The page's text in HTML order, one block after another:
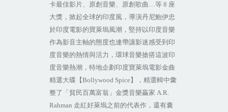
卡最佳影片、原創音樂、原創歌曲…等 8 座
大獎，掀起全球的印度風，導演丹尼鮑伊忠
於印度電影的寶萊塢風潮，堅持以印度音樂
作為影音主軸的態度也連帶讓影迷感受到印
度音樂的熱情與活力，環球音樂搶搭這波印
度音樂熱潮，特地企劃印度寶萊塢電影金曲
精選大碟【Bollywood Spice】，精選輯中彙
整了「貧民百萬富翁」金獎音樂贏家 A.R.
Rahman 走紅好萊塢之前的代表作，還有囊